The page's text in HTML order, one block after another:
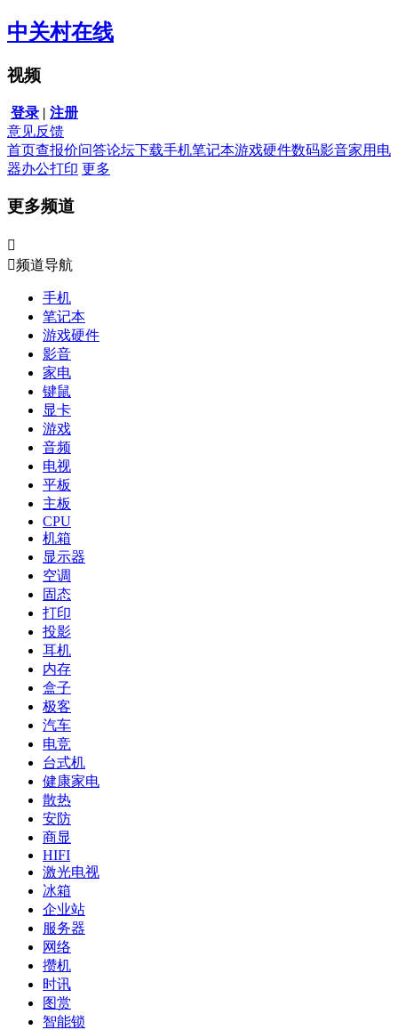
中关村在线
视频
登录 | 注册
意见反馈
首页查报价问答论坛下载手机笔记本游戏硬件数码影音家用电
器办公打印 更多
更多频道

频道导航
手机
笔记本
游戏硬件
影音
家电
键鼠
显卡
游戏
音频
电视
平板
主板
CPU
机箱
显示器
空调
固态
打印
投影
耳机
内存
盒子
极客
汽车
电竞
台式机
健康家电
散热
安防
商显
HIFI
激光电视
冰箱
企业站
服务器
网络
攒机
时讯
图赏
智能锁